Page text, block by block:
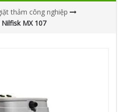
thảm công nghiệp
MX 107